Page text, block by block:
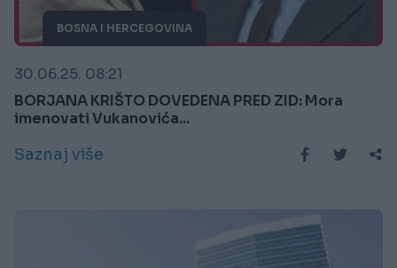
BOSNA I HERCEGOVINA
30.06.25. 08:21
BORJANA KRIŠTO DOVEDENA PRED ZID: Mora
imenovati Vukanovića...
Saznaj više